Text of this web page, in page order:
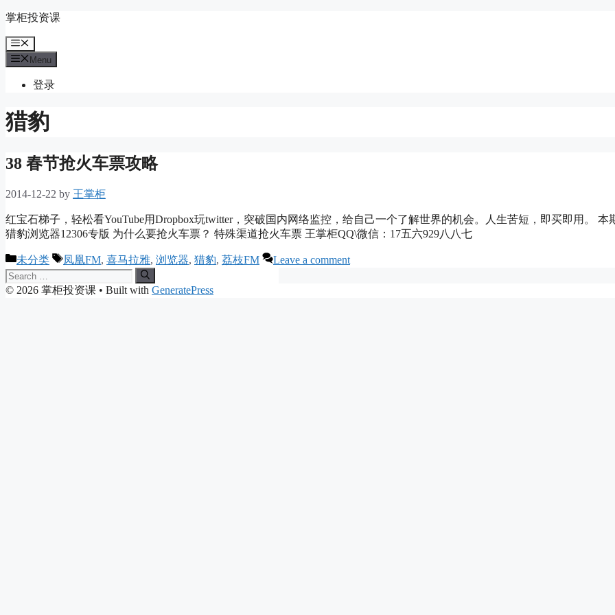
Skip
content
掌柜投资课
Menu
Menu
登录
猎豹
38 春节抢火车票攻略
2014-12-22 by 王掌柜
红宝石梯子，轻松看YouTube用Dropbox玩twitter，突破国内网络监控，给自己一个了解世界的机会。人生苦短，即买即用。 本
猎豹浏览器12306专版 为什么要抢火车票？ 特殊渠道抢火车票 王掌柜QQ\微信：17五六929八八七
Categories
未分类 Tags
凤凰FM, 喜马拉雅, 浏览器, 猎豹, 荔枝FM
Leave a comment
Search
for:
© 2026 掌柜投资课 • Built with GeneratePress